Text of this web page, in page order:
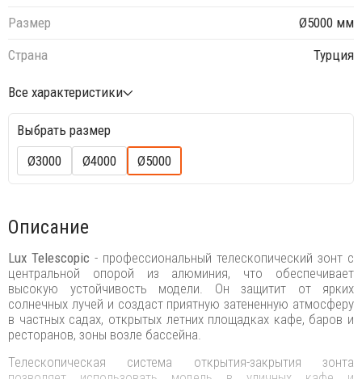
Размер
Ø5000 мм
Страна
Турция
Все характеристики
Выбрать размер
Ø3000
Ø4000 Ø5000
Описание
Lux Telescopic - профессиональный телескопический зонт с
центральной опорой из алюминия, что обеспечивает
высокую устойчивость модели. Он защитит от ярких
солнечных лучей и создаст приятную затененную атмосферу
в частных садах, открытых летних площадках кафе, баров и
ресторанов, зоны возле бассейна.
Телескопическая система открытия-закрытия зонта